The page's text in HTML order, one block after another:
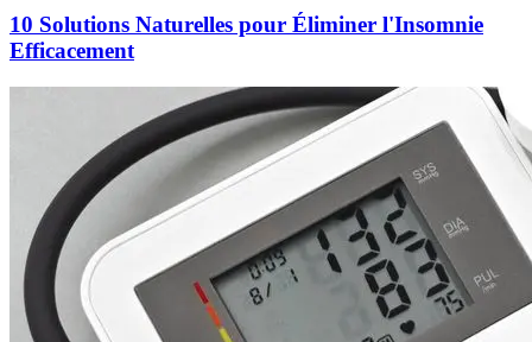
10 Solutions Naturelles pour Éliminer l'Insomnie
Efficacement